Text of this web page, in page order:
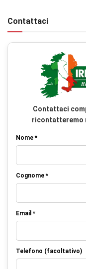
Contattaci
Contattaci
ricontatteremo
Nome *
Cognome *
Email *
Telefono (facoltativo)